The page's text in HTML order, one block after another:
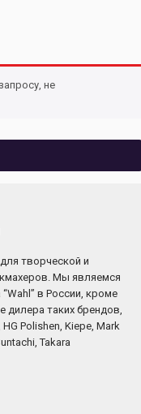
не
творческой и
Мы являемся
в России, кроме
дилера таких брендов,
HG Polishen, Kiepe, Mark
Takara